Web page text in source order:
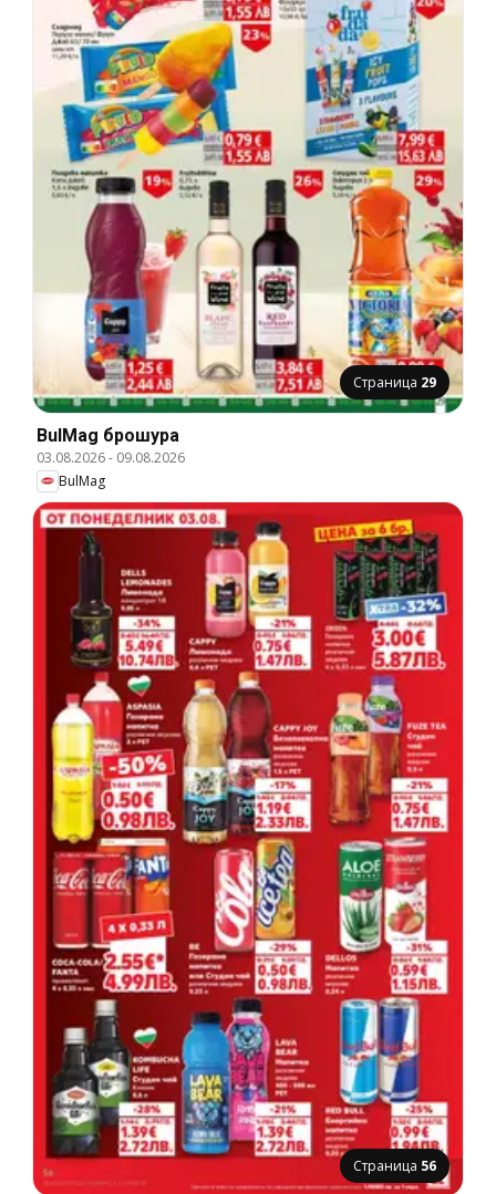
Страница 29
BulMag брошура
03.08.2026- 09.08.2026
BulMag
Страница 56